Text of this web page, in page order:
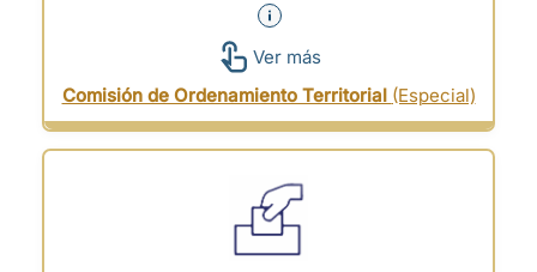
Ver más
Comisión de Ordenamiento Territorial (Especial)